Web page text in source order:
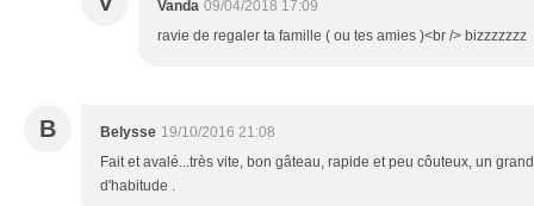
Vanda 09/04/2018 17:09
ravie de regaler ta famille ( ou tes amies )<br /> bizzzzzzz
B Belysse 19/10/2016 21:08
Fait et avalé...très vite, bon gâteau, rapide et peu côuteux, un
d'habitude .